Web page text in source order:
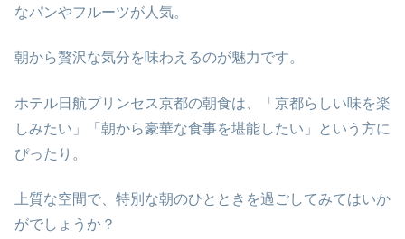
なパンやフルーツが人気。
朝から贅沢な気分を味わえるのが魅力です。
ホテル日航プリンセス京都の朝食は、「京都らしい味を楽
しみたい」「朝から豪華な食事を堪能したい」という方に
ぴったり。
上質な空間で、特別な朝のひとときを過ごしてみてはいか
がでしょうか？